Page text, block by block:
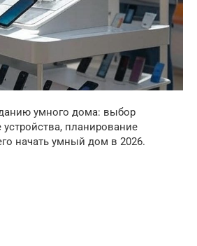
умного дома: выбор
планирование
начать умный дом в 2026.